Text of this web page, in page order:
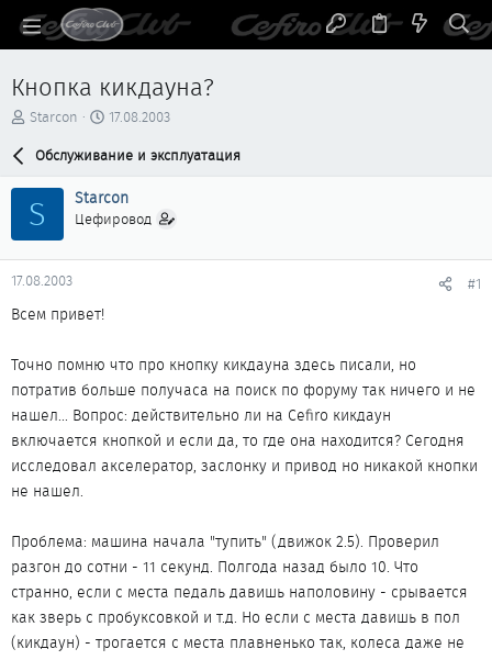
Кнопка кикдауна?
А
р
т
м
ы
Starcon
Д
т
н
а
ч
а
17.08.2003
Обслуживание и эксплуатация
S Starcon
Цефировод
17.08.2003 #1
Всем привет!
Точно помню что про кнопку кикдауна здесь писали, но
потратив больше получаса на поиск по форуму так ничего и не
нашел... Вопрос: действительно ли на Cefiro кикдаун
включается кнопкой и если да, то где она находится? Сегодня
исследовал акселератор, заслонку и привод но никакой кнопки
не нашел.
Проблема: машина начала "тупить" (движок 2.5). Проверил
разгон до сотни - 11 секунд. Полгода назад было 10. Что
странно, если с места педаль давишь наполовину - срывается
как зверь с пробуксовкой и т.д. Но если с места давишь в пол
(кикдаун) - трогается с места плавненько так, колеса даже не